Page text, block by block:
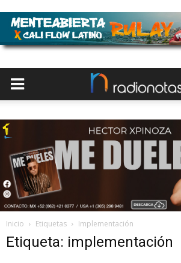
Inicio Etiquetas Implementación
Etiqueta: implementación